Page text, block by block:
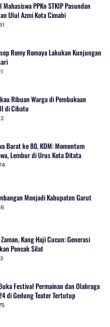
PPKn STKIP Pasundan
Ulul Azmi Kota Cimahi
Romy Romaya Lakukan Kunjungan
Ribuan Warga di Pembukaan
di Cibatu
Barat ke 80, KDM: Momentum
Lembur di Urus Kota Ditata
Menjadi Kabupaten Garut
Kang Haji Cucun: Generasi
Pencak Silat
Festival Permainan dan Olahraga
di Gedung Teater Tertutup